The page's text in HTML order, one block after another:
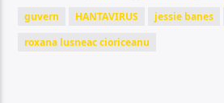
guvern
HANTAVIRUS jessie banes
roxana lusneac cioriceanu